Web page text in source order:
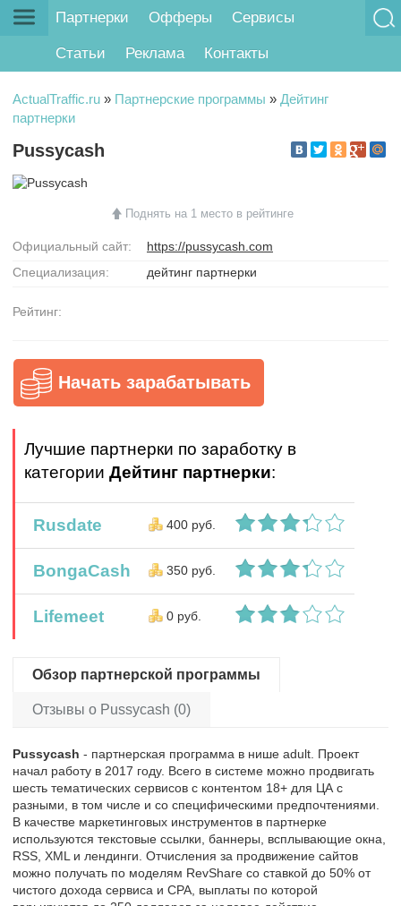
Партнерки Офферы Сервисы
Статьи Реклама Контакты
ActualTraffic.ru » Партнерские программы » Дейтинг
партнерки
Pussycash
Поднять на 1 место в рейтинге
Официальный сайт:
https://pussycash.com
Специализация:
дейтинг партнерки
Рейтинг:
Начать зарабатывать
Лучшие партнерки по заработку в
категории Дейтинг партнерки:
Rusdate 400 руб.
BongaCash 350 руб.
Lifemeet 0 руб.
Обзор партнерской программы
Отзывы о Pussycash (0)
Pussycash - партнерская программа в нише adult. Проект
начал работу в 2017 году. Всего в системе можно продвигать
шесть тематических сервисов с контентом 18+ для ЦА с
разными, в том числе и со специфическими предпочтениями.
В качестве маркетинговых инструментов в партнерке
используются текстовые ссылки, баннеры, всплывающие окна,
RSS, XML и лендинги. Отчисления за продвижение сайтов
можно получать по моделям RevShare со ставкой до 50% от
чистого дохода сервиса и CPA, выплаты по которой